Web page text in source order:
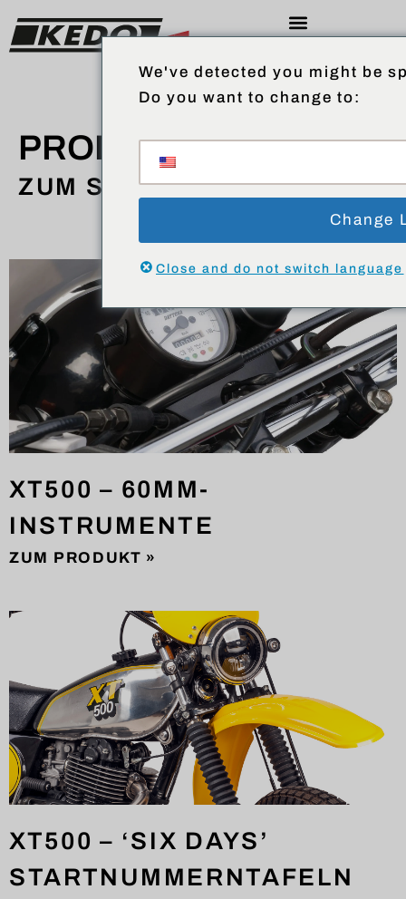
PRODUKTE
ZUM SHOP
XT500 – 60MM-
INSTRUMENTE
ZUM PRODUKT »
XT500 – ‘SIX DAYS’
STARTNUMMERNTAFELN
We've detected you might be
Do you want to change to:
Change
Close and do not switch language